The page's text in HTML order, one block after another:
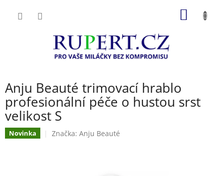
Anju Beauté trimovací hrablo
profesionální péče o hustou srst
velikost S
Novinka Značka: Anju Beauté